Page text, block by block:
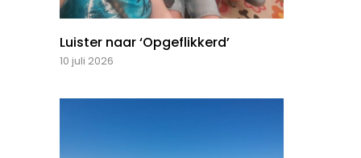
Luister naar ‘Opgeflikkerd’
10 juli 2026